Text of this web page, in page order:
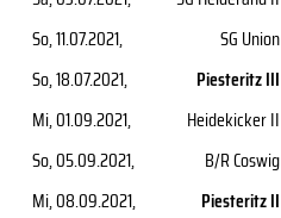
So, 11.07.2021, SG Union
So, 18.07.2021, Piesteritz III
Mi, 01.09.2021, Heidekicker II
So, 05.09.2021, B/R Coswig
Mi, 08.09.2021, Piesteritz II